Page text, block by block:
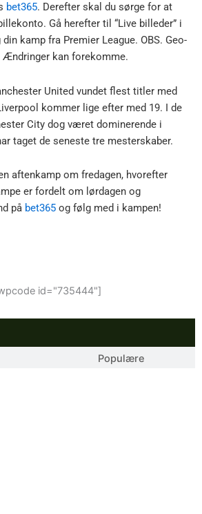
bet365. Derefter skal du sørge for at
Gå herefter til “Live billeder” i
kamp fra Premier League. OBS. Geo-
kan forekomme.
United vundet flest titler med
kommer lige efter med 19. I de
City dog været dominerende i
taget de seneste tre mesterskaber.
aftenkamp om fredagen, hvorefter
er fordelt om lørdagen og
på bet365 og følg med i kampen!
id="735444"]
Populære